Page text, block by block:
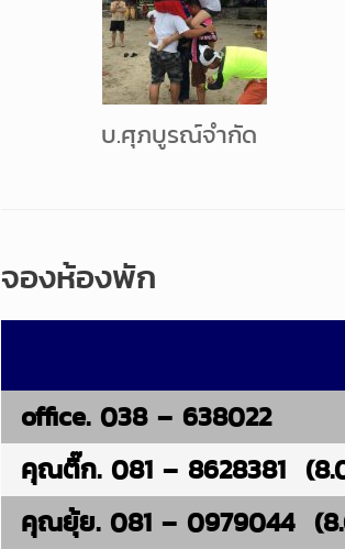
บ.ศุภบูรณ์จำกัด
จองห้องพัก
office. 038 – 638022
คุณติ๊ก. 081 – 8628381
คุณยุ้ย. 081 – 0979044